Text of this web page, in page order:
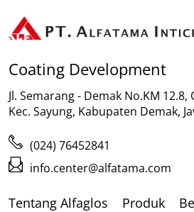
Coating Development
Jl. Semarang - Demak No.KM
Kec. Sayung, Kabupaten Demak,
(024) 76452841
info.center@alfatama.com
Tentang Alfaglos Produk